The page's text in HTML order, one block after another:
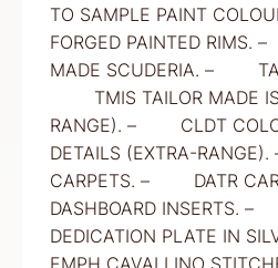
TO SAMPLE PAINT
FORGED PAINTED
MADE SCUDERIA. –
TMIS TAILOR MADE
RANGE). – CLDT
DETAILS (EXTRA-
CARPETS. – DATR
DASHBOARD INSERTS.
DEDICATION PLATE IN
EMPH CAVALLINO